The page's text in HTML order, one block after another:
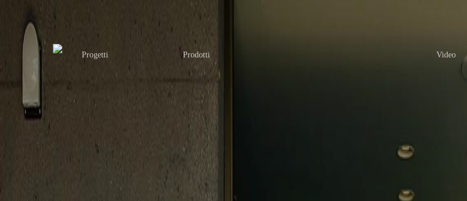
Progetti Prodotti Video